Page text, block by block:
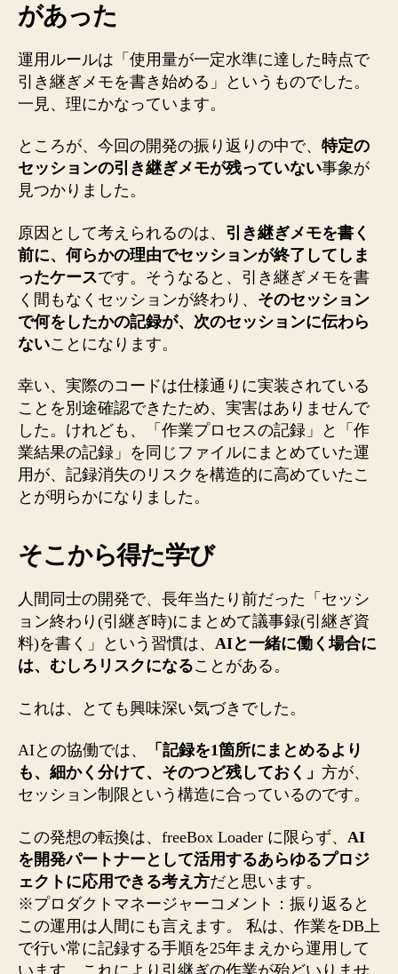
があった
運用ルールは「使用量が一定水準に達した時点で
引き継ぎメモを書き始める」というものでした。
一見、理にかなっています。
ところが、今回の開発の振り返りの中で、 特定の
セッションの引き継ぎメモが残っていない事象が
見つかりました。
原因として考えられるのは、 引き継ぎメモを書く
前に、何らかの理由でセッションが終了してしま
ったケースです。そうなると、引き継ぎメモを書
く間もなくセッションが終わり、 そのセッション
で何をしたかの記録が、次のセッションに伝わら
ないことになります。
幸い、実際のコードは仕様通りに実装されている
ことを別途確認できたため、実害はありませんで
した。けれども、「作業プロセスの記録」と「作
業結果の記録」を同じファイルにまとめていた運
用が、記録消失のリスクを構造的に高めていたこ
とが明らかになりました。
そこから得た学び
人間同士の開発で、長年当たり前だった「セッシ
ョン終わり(引継ぎ時)にまとめて議事録(引継ぎ資
料)を書く」という習慣は、 AIと一緒に働く場合に
は、むしろリスクになることがある。
これは、とても興味深い気づきでした。
AIとの協働では、
「記録を1箇所にまとめるより
も、細かく分けて、そのつど残しておく」 方が、
セッション制限という構造に合っているのです。
この発想の転換は、freeBox Loader に限らず、 AI
を開発パートナーとして活用するあらゆるプロジ
ェクトに応用できる考え方だと思います。
※プロダクトマネージャーコメント：振り返ると
この運用は人間にも言えます。 私は、作業をDB上
で行い常に記録する手順を25年まえから運用して
います。これにより引継ぎの作業が殆どいりませ